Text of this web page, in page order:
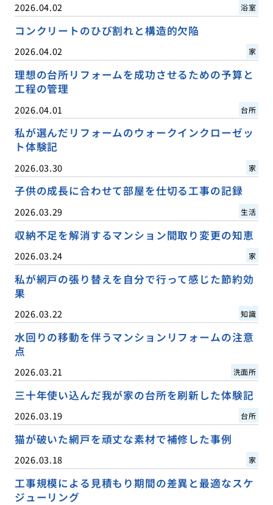
2026.04.02 浴室
コンクリートのひび割れと構造的欠陥
2026.04.02 家
理想の台所リフォームを成功させるための予算と
工程の管理
2026.04.01 台所
私が選んだリフォームのウォークインクローゼッ
ト体験記
2026.03.30 家
子供の成長に合わせて部屋を仕切る工事の記録
2026.03.29 生活
収納不足を解消するマンション間取り変更の知恵
2026.03.24 家
私が網戸の張り替えを自分で行って感じた節約効
果
2026.03.22 知識
水回りの移動を伴うマンションリフォームの注意
点
2026.03.21 洗面所
三十年使い込んだ我が家の台所を刷新した体験記
2026.03.19 台所
猫が破いた網戸を頑丈な素材で補修した事例
2026.03.18 家
工事規模による見積もり期間の差異と最適なスケ
ジューリング